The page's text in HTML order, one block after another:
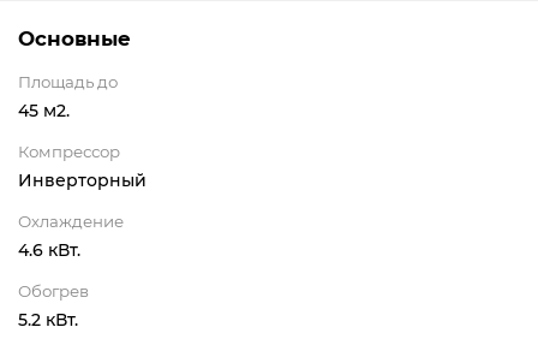
Основные
Площадь до
45 м2.
Компрессор
Инверторный
Охлаждение
4.6 кВт.
Обогрев
5.2 кВт.